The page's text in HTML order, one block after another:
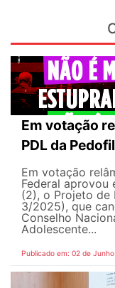
Em votação
PDL da
Em votação
Federal aprovou
(2), o Projeto de
3/2025), que
Conselho
Adolescente...
Publicado em: 02 de